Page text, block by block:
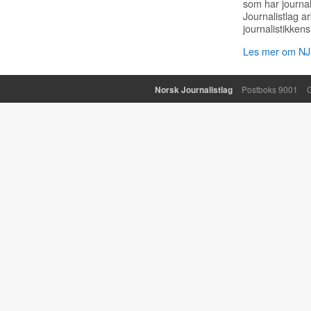
som har
Journalistlag
Les mer om
Norsk Journalistlag Postboks 9001